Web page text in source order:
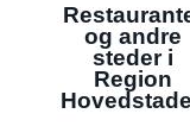
og andre
steder i
Region